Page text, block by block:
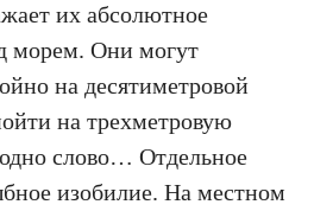
их абсолютное
морем. Они могут
на десятиметровой
на трехметровую
слово… Отдельное
изобилие. На местном